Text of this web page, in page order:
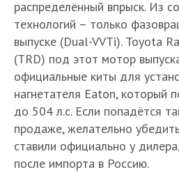
распределённый впрыск. Из
технологий – только
выпуске (Dual-VVTi). Toyota
(TRD) под этот мотор
официальные киты для
нагнетателя Eaton, который
до 504 л.с. Если попадётся
продаже, желательно
ставили официально у
после импорта в Россию.